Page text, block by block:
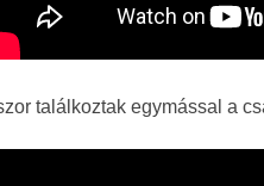
találkoztak egymással a